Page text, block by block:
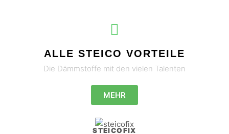
ALLE STEICO VORTEILE
Die Dämmstoffe mit den vielen Talenten
MEHR
STEICOFIX